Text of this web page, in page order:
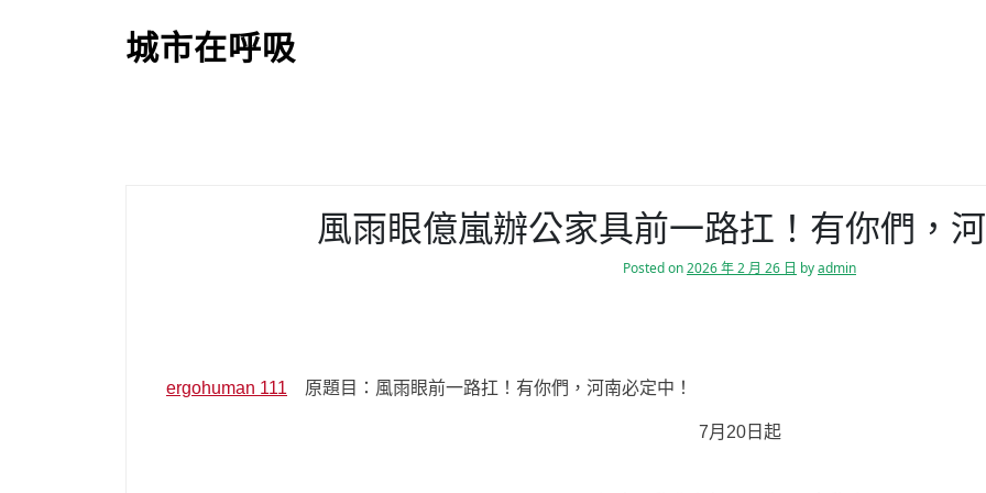
城市在呼吸
風雨眼億嵐辦公家具前一路扛！有你們，河
Posted on2026 年 2 月 26 日 byadmin
ergohuman 111 原題目：風雨眼前一路扛！有你們，河南必定中！
7月20日起